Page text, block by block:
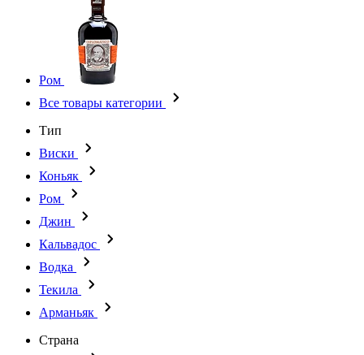
Ром
Все товары категории
Тип
Виски
Коньяк
Ром
Джин
Кальвадос
Водка
Текила
Арманьяк
Страна